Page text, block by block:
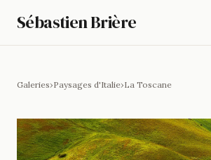
Sébastien Brière
Galeries›Paysages d'Italie›La Toscane